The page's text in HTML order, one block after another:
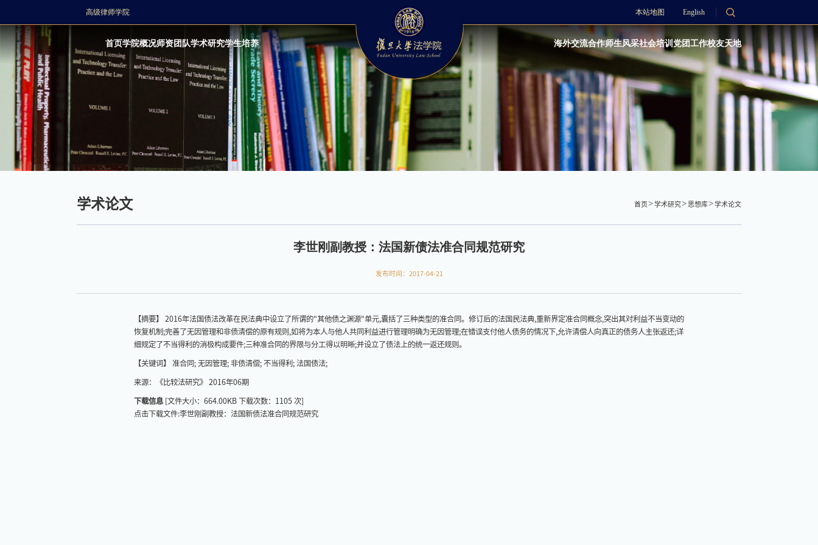
高级律师学院 本站地图 English
首页学院概况师资团队学术研究学生培养 海外交流合作师生风采社会培训 党团工作校友天地
学术论文 首页 学术研究 思想库 学术论文
李世刚副教授：法国新债法准合同规范研究
发布时间：2017-04-21
【摘要】 2016年法国债法改革在民法典中设立了所谓的"其他债之渊源"单元,囊括了三种类型的准合同。修订后的法国民法典,重新界定准合同概念,突出其对利益不当变动的
恢复机制;完善了无因管理和非债清偿的原有规则,如将为本人与他人共同利益进行管理明确为无因管理;在错误支付他人债务的情况下,允许清偿人向真正的债务人主张返还;详
细规定了不当得利的消极构成要件;三种准合同的界限与分工得以明晰;并设立了债法上的统一返还规则。
【关键词】 准合同; 无因管理; 非债清偿; 不当得利; 法国债法;
来源：《比较法研究》 2016年06期
下载信息[文件大小： 664.00KB下载次数： 1105次]
点击下载文件:李世刚副教授：法国新债法准合同规范研究